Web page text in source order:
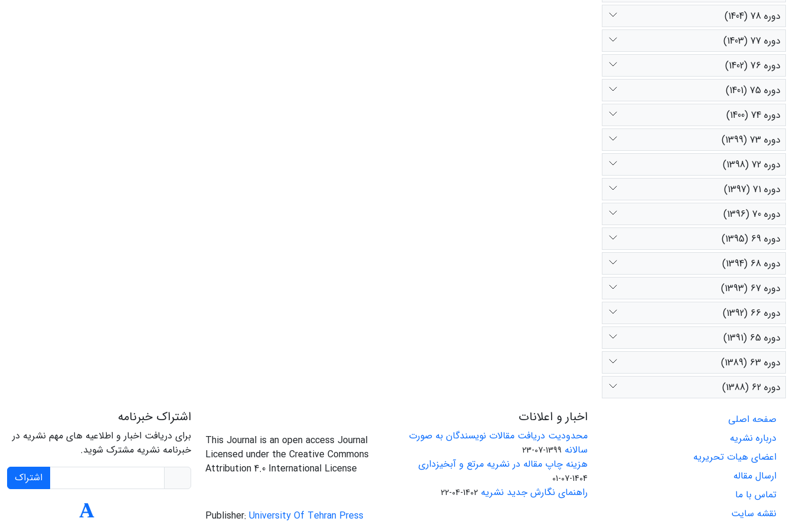
دوره 78 (1404)
دوره 77 (1403)
دوره 76 (1402)
دوره 75 (1401)
دوره 74 (1400)
دوره 73 (1399)
دوره 72 (1398)
دوره 71 (1397)
دوره 70 (1396)
دوره 69 (1395)
دوره 68 (1394)
دوره 67 (1393)
دوره 66 (1392)
دوره 65 (1391)
دوره 63 (1389)
دوره 62 (1388)
صفحه اصلی
درباره نشریه
اعضای هیات تحریریه
ارسال مقاله
تماس با ما
نقشه سایت
اخبار و اعلانات
محدودیت دریافت مقالات نویسندگان به صورت
سالانه 1399-07-23
هزینه چاپ مقاله در نشریه مرتع و آبخیزداری
1404-07-01
راهنمای نگارش جدید نشریه 1402-04-22
This Journal is an open access Journal
Licensed under the Creative Commons
Attribution 4.0 International License
Publisher: University Of Tehran Press
اشتراک خبرنامه
برای دریافت اخبار و اطلاعیه های مهم نشریه در
خبرنامه نشریه مشترک شوید.
اشتراک